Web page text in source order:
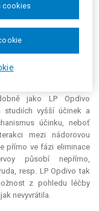
a pembrolizumab,
– LP Opdivo v 1. linii,
Pro konkrétní 2. linii
a dle žalované lze v
v němž zpochybnil
jako LP Opdivo
studiích vyšší účinek a
účinku, neboť
mezi nádorovou
přímo ve fázi eliminace
působí nepřímo,
resp. LP Opdivo tak
z pohledu léčby
nevyvrátila.
cookies